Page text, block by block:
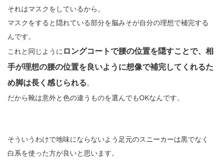
それはマスクをしているから。
マスクをすると隠れている部分を脳みそが自分の理想で補完する
んです。
これと同じように ロングコートで腰の位置を隠すことで、相
手が理想の腰の位置を良いように想像で補完してくれるた
め脚は長く感じられる。
だから靴は意外と色の違うものを選んでもOKなんです。
そういうわけで地味にならないよう足元のスニーカーは黒でなく
白系を使った方が良いと思います。